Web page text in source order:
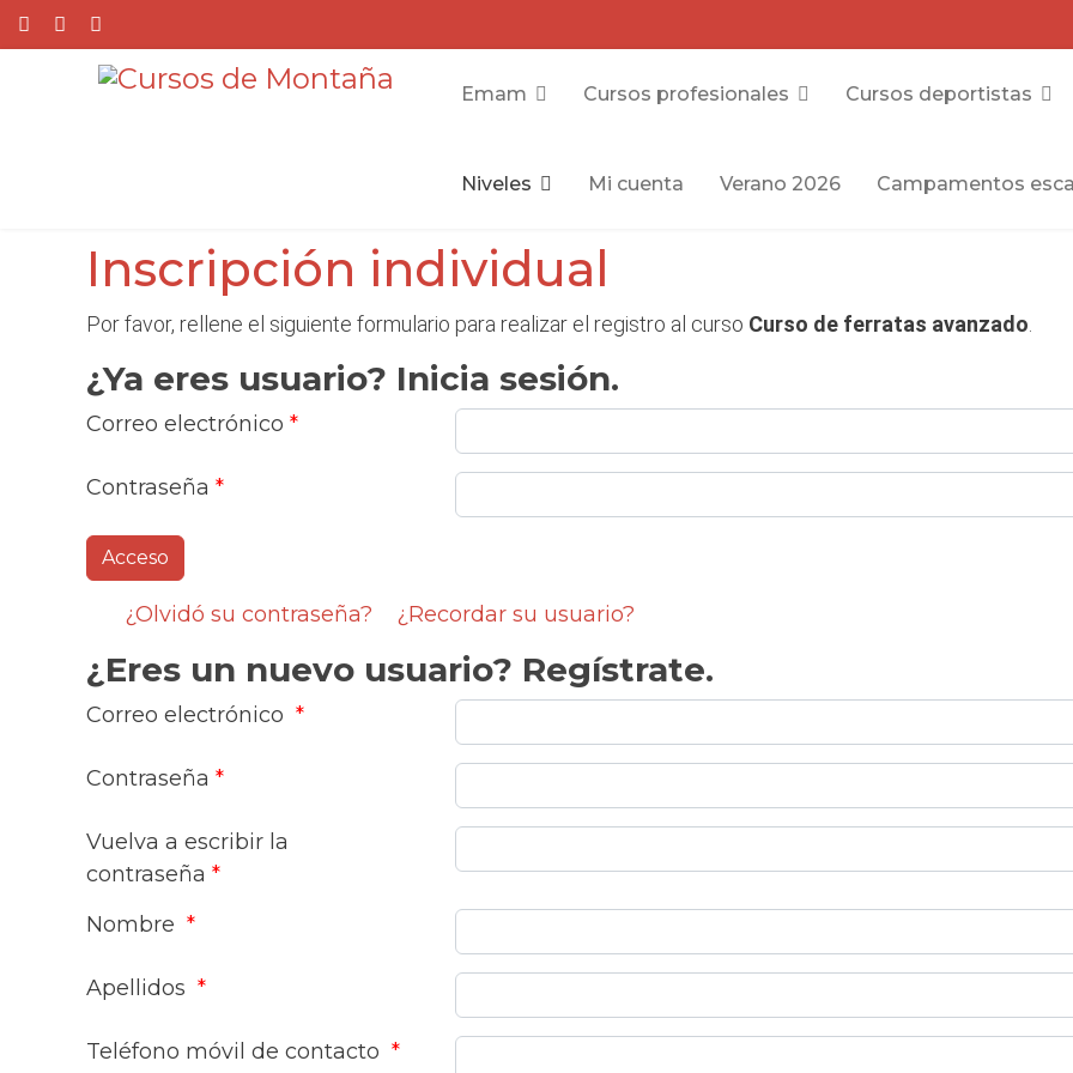
Emam Cursos profesionales Cursos deportistas
Niveles Mi cuenta Verano 2026 Campamentos
Inscripción individual
Por favor, rellene el siguiente formulario para realizar el registro al curso Curso de ferratas avanzado
¿Ya eres usuario? Inicia sesión.
Correo electrónico *
Contraseña *
¿Olvidó su contraseña? ¿Recordar su usuario?
¿Eres un nuevo usuario? Regístrate.
Correo electrónico *
Contraseña *
Vuelva a escribir la
contraseña *
Nombre *
Apellidos *
Teléfono móvil de contacto *